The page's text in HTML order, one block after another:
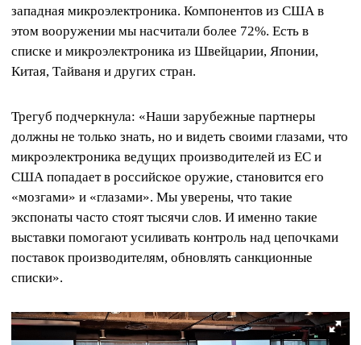
западная микроэлектроника. Компонентов из США в
этом вооружении мы насчитали более 72%. Есть в
списке и микроэлектроника из Швейцарии, Японии,
Китая, Тайваня и других стран.
Трегуб подчеркнула: «Наши зарубежные партнеры
должны не только знать, но и видеть своими глазами, что
микроэлектроника ведущих производителей из ЕС и
США попадает в российское оружие, становится его
«мозгами» и «глазами». Мы уверены, что такие
экспонаты часто стоят тысячи слов. И именно такие
выставки помогают усиливать контроль над цепочками
поставок производителям, обновлять санкционные
списки».